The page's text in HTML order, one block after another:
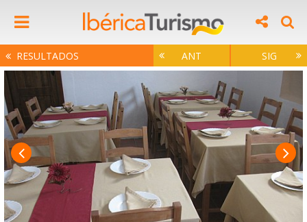
RESULTADOS ANT SIG